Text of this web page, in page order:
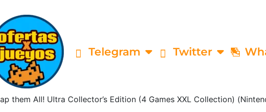
Telegram Twitter
them All! Ultra Collector’s Edition (4 Games XXL Collection)